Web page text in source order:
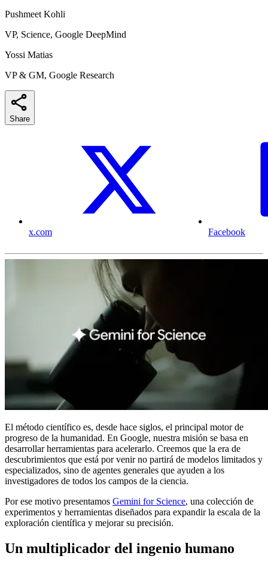
Pushmeet Kohli
VP, Science, Google DeepMind
Yossi Matias
VP & GM, Google Research
Share
x.com Facebook
El método científico es, desde hace siglos, el principal motor de
progreso de la humanidad. En Google, nuestra misión se basa en
desarrollar herramientas para acelerarlo. Creemos que la era de
descubrimientos que está por venir no partirá de modelos limitados y
especializados, sino de agentes generales que ayuden a los
investigadores de todos los campos de la ciencia.
Por ese motivo presentamos Gemini for Science, una colección de
experimentos y herramientas diseñados para expandir la escala de la
exploración científica y mejorar su precisión.
Un multiplicador del ingenio humano